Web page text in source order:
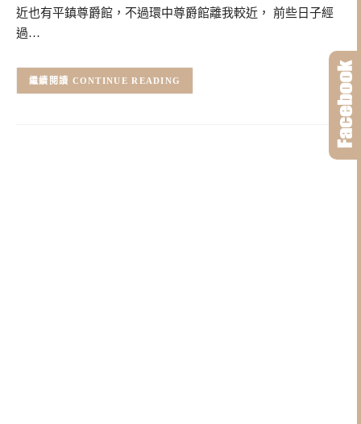
近也有平鎮尊爵館，不過環中尊爵館離我較近， 前些日子經
過…
CONTINUE READING